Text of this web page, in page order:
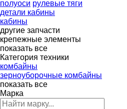
полуоси рулевые тяги
детали кабины
кабины
другие запчасти
крепежные элементы
показать все
Категория техники
комбайны
зерноуборочные комбайны
показать все
Марка